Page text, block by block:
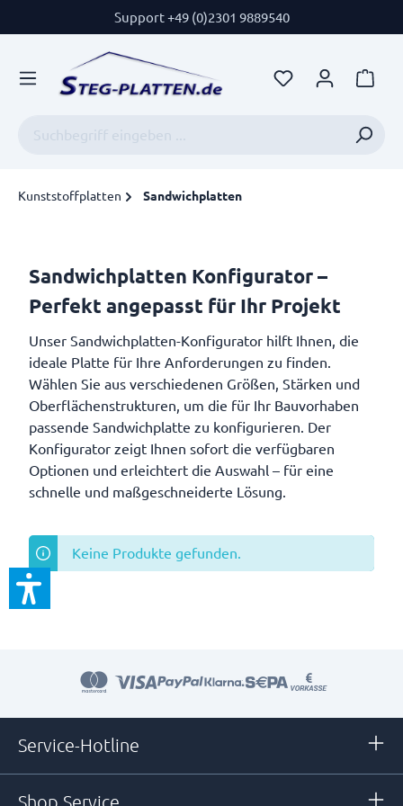
Support +49 (0)2301 9889540
Kunststoffplatten Sandwichplatten
Sandwichplatten Konfigurator –
Perfekt angepasst für Ihr Projekt
Unser Sandwichplatten-Konfigurator hilft Ihnen, die
ideale Platte für Ihre Anforderungen zu finden.
Wählen Sie aus verschiedenen Größen, Stärken und
Oberflächenstrukturen, um die für Ihr Bauvorhaben
passende Sandwichplatte zu konfigurieren. Der
Konfigurator zeigt Ihnen sofort die verfügbaren
Optionen und erleichtert die Auswahl – für eine
schnelle und maßgeschneiderte Lösung.
Keine Produkte gefunden.
Service-Hotline
Shop Service